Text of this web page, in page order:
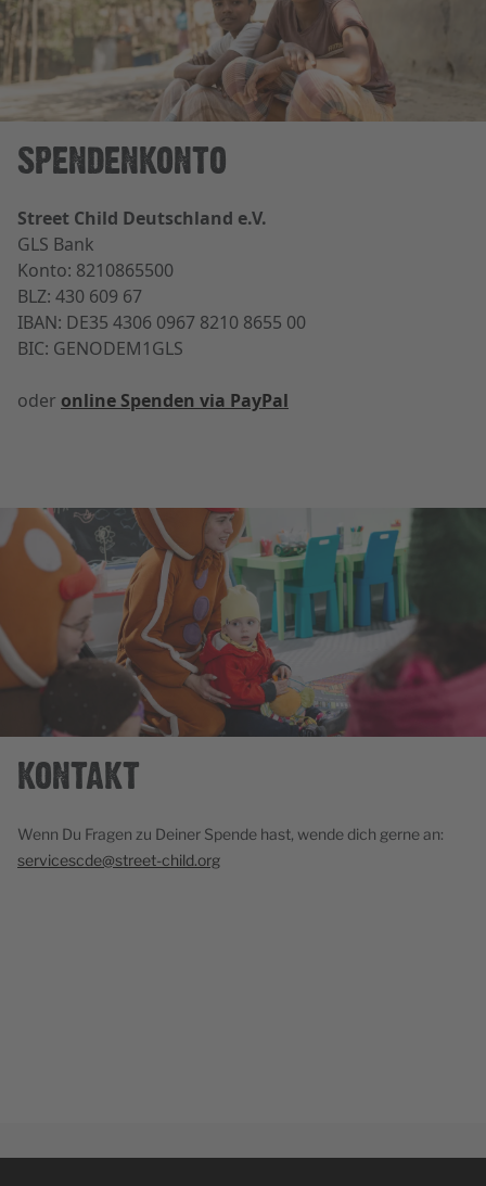
SPENDENKONTO
Street Child Deutschland e.V.
GLS Bank
Konto: 8210865500
BLZ: 430 609 67
IBAN: DE35 4306 0967 8210 8655 00
BIC: GENODEM1GLS
oder online Spenden via PayPal
KONTAKT
Wenn Du Fragen zu Deiner Spende hast, wende dich gerne an:
servicescde@street-child.org